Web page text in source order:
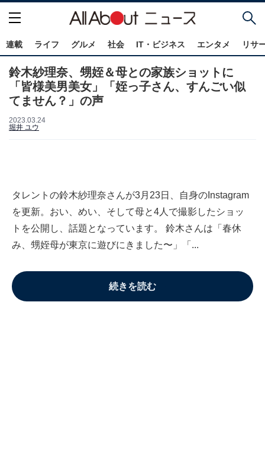
連載 ライフ グルメ 社会 IT・ビジネス エンタメ リサ
鈴木紗理奈、甥姪＆母との家族ショットに
「皆様美男美女」「姪っ子さん、すんごい似
てません？」の声
2023.03.24
堀井 ユウ
タレントの鈴木紗理奈さんが3月23日、自身のInstagram
を更新。おい、めい、そして母と4人で撮影したショッ
トを公開し、話題となっています。 鈴木さんは「春休
み、甥姪母が東京に遊びにきました〜」「...
続きを読む